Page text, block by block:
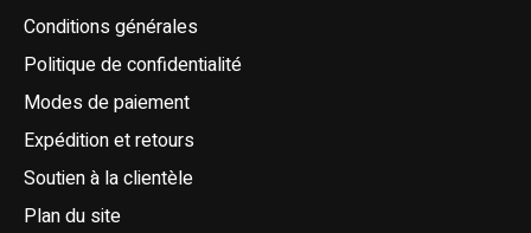
Conditions générales
Politique de confidentialité
Modes de paiement
Expédition et retours
Soutien à la clientèle
Plan du site